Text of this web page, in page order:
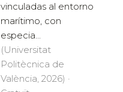
vinculadas al entorno
marítimo, con
especia...
(Universitat
Politècnica de
València, 2026) ·